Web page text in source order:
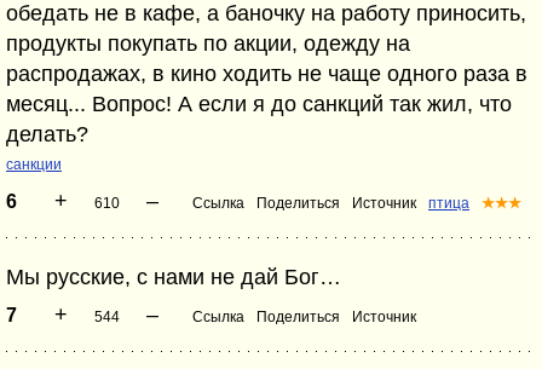
обедать не в кафе, а баночку на работу приносить,
продукты покупать по акции, одежду на
распродажах, в кино ходить не чаще одного раза в
месяц... Вопрос! А если я до санкций так жил, что
делать?
санкции
6 + 610 – Ссылка Поделиться Источник птица ★★★
Мы русские, с нами не дай Бог…
7 + 544 – Ссылка Поделиться Источник